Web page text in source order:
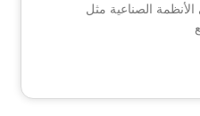
الصناعية مثل